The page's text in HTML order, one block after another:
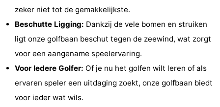
&
Bezienswaardigheden
Musea
-
zeker niet tot de gemakkelijkste.
Beschutte Ligging: Dankzij de vele bomen en struiken
ligt onze golfbaan beschut tegen de zeewind, wat zorgt
voor een aangename speelervaring.
Voor Iedere Golfer: Of je nu het golfen wilt leren of als
ervaren speler een uitdaging zoekt, onze golfbaan biedt
voor ieder wat wils.